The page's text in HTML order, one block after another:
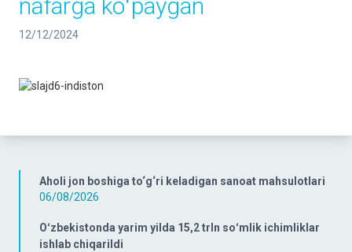
Aholi jon boshiga to‘g‘ri keladigan sanoat mahsulotlari
06/08/2026
Oʻzbekistonda yarim yilda 15,2 trln soʻmlik ichimliklar
ishlab chiqarildi
nafarga koʻpaygan
12/12/2024